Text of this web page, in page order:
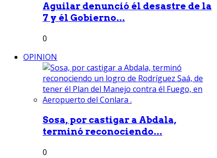
Aguilar denunció él desastre de la
7 y él Gobierno...
0
OPINION
Sosa, por castigar a Abdala,
terminó reconociendo...
0